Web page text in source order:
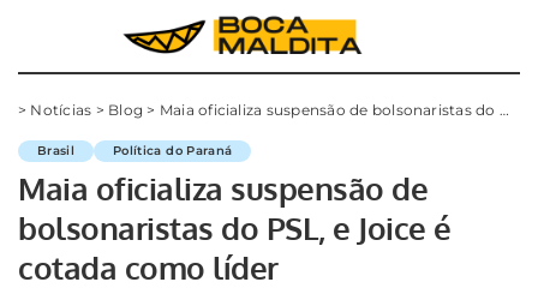
> Notícias > Blog > Maia oficializa suspensão de bolsonaristas do PSL, e Joice é cotada como líder
Brasil Política do Paraná
Maia oficializa suspensão de
bolsonaristas do PSL, e Joice é
cotada como líder